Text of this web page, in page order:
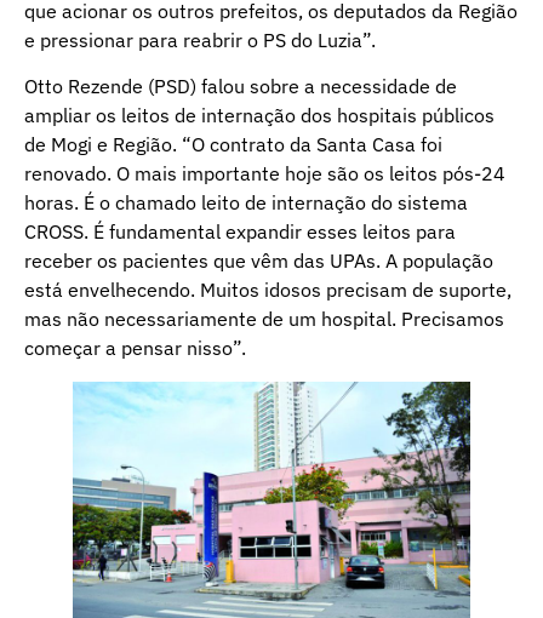
que acionar os outros prefeitos, os deputados da Região
e pressionar para reabrir o PS do Luzia”.
Otto Rezende (PSD) falou sobre a necessidade de
ampliar os leitos de internação dos hospitais públicos
de Mogi e Região. “O contrato da Santa Casa foi
renovado. O mais importante hoje são os leitos pós-24
horas. É o chamado leito de internação do sistema
CROSS. É fundamental expandir esses leitos para
receber os pacientes que vêm das UPAs. A população
está envelhecendo. Muitos idosos precisam de suporte,
mas não necessariamente de um hospital. Precisamos
começar a pensar nisso”.